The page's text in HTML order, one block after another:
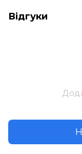
Відгуки